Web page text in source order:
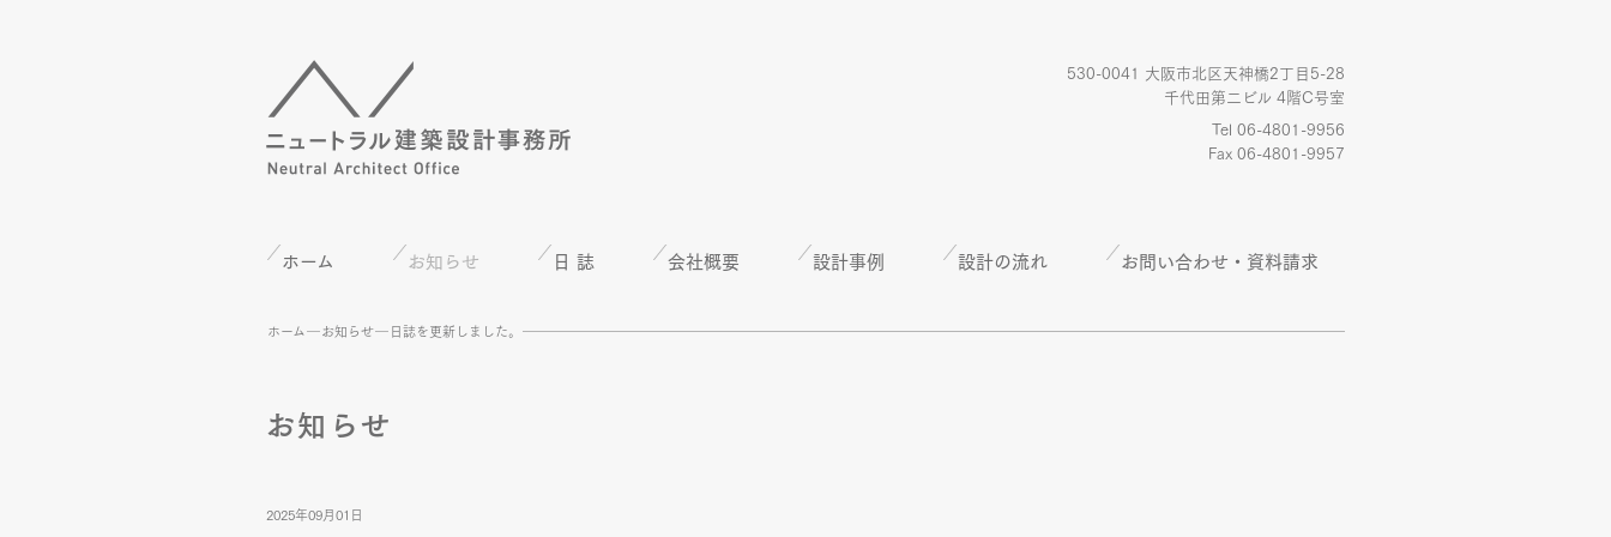
530-0041 大阪市北区天神橋2丁目5-28
千代田第二ビル 4階C号室
Tel 06-4801-9956
Fax 06-4801-9957
ホーム お知らせ 日 誌 会社概要 設計事例 設計の流れ お問い合わせ・資料請求
ホーム お知らせ 日誌を更新しました。
お知らせ
2025年09月01日